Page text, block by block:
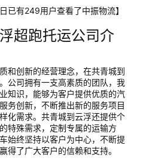
已有249用户查看了中振物流】
超跑托运公司介
和创新的经营理念，在共青城到
公司拥有一支高素质的团队，我
知识，能够为客户提供优质的汽
务创新，不断推出新的服务项目
化需求。共青城到云浮还提供个
特殊需求，定制专属的运输方
始终坚持以客户为中心，不断提
得了广大客户的信赖和支持。